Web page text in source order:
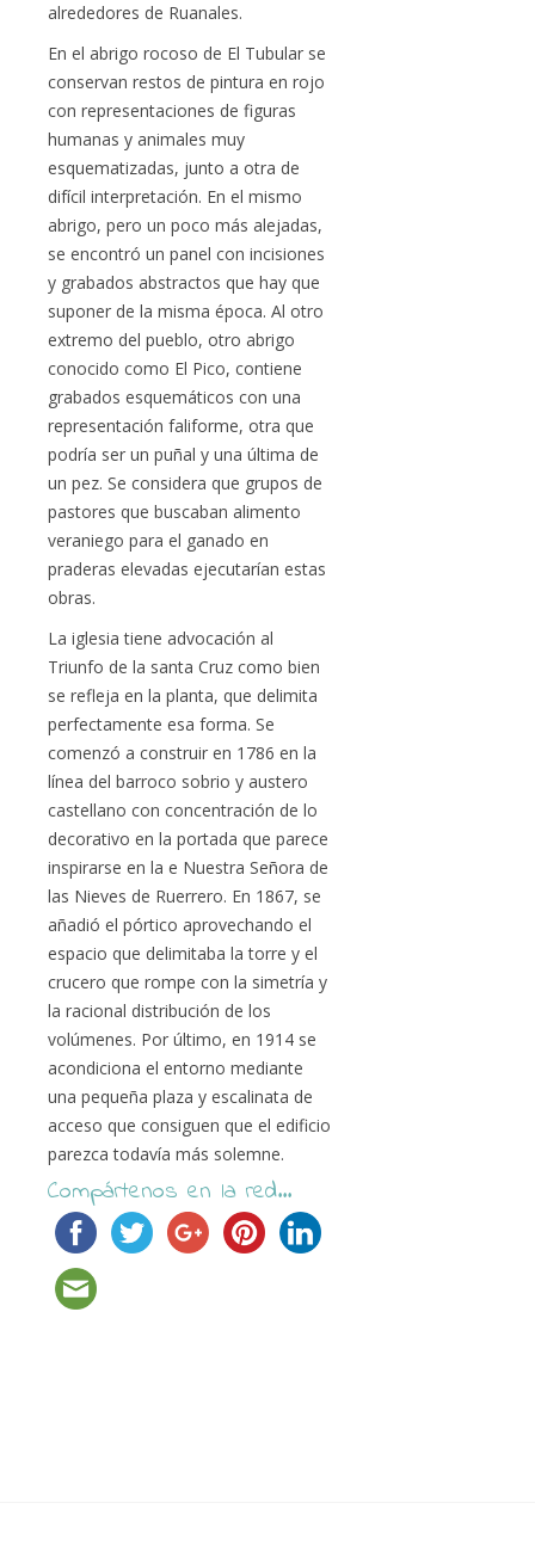
alrededores de Ruanales.
En el abrigo rocoso de El Tubular se
conservan restos de pintura en rojo
con representaciones de figuras
humanas y animales muy
esquematizadas, junto a otra de
difícil interpretación. En el mismo
abrigo, pero un poco más alejadas,
se encontró un panel con incisiones
y grabados abstractos que hay que
suponer de la misma época. Al otro
extremo del pueblo, otro abrigo
conocido como El Pico, contiene
grabados esquemáticos con una
representación faliforme, otra que
podría ser un puñal y una última de
un pez. Se considera que grupos de
pastores que buscaban alimento
veraniego para el ganado en
praderas elevadas ejecutarían estas
obras.
La iglesia tiene advocación al
Triunfo de la santa Cruz como bien
se refleja en la planta, que delimita
perfectamente esa forma. Se
comenzó a construir en 1786 en la
línea del barroco sobrio y austero
castellano con concentración de lo
decorativo en la portada que parece
inspirarse en la e Nuestra Señora de
las Nieves de Ruerrero. En 1867, se
añadió el pórtico aprovechando el
espacio que delimitaba la torre y el
crucero que rompe con la simetría y
la racional distribución de los
volúmenes. Por último, en 1914 se
acondiciona el entorno mediante
una pequeña plaza y escalinata de
acceso que consiguen que el edificio
parezca todavía más solemne.
Compártenos en la red...